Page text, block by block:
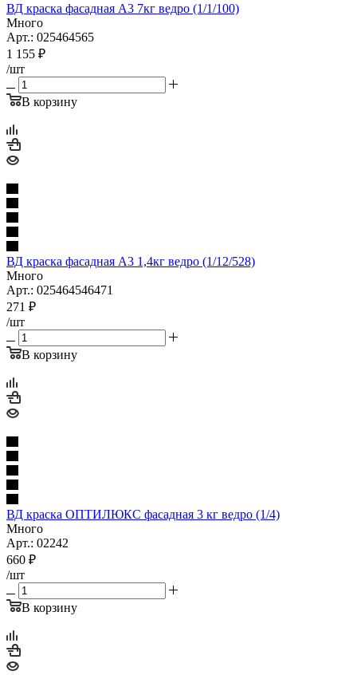
ВД краска фасадная А3 7кг ведро (1/1/100)
Много
Арт.: 025464565
1 155 ₽
/шт
В корзину
ВД краска фасадная А3 1,4кг ведро (1/12/528)
Много
Арт.: 025464546471
271 ₽
/шт
В корзину
ВД краска ОПТИЛЮКС фасадная 3 кг ведро (1/4)
Много
Арт.: 02242
660 ₽
/шт
В корзину